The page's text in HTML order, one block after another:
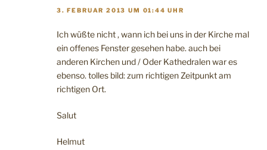
3. FEBRUAR 2013 UM 01:44 UHR
Ich wüßte nicht , wann ich bei uns in der Kirche mal
ein offenes Fenster gesehen habe. auch bei
anderen Kirchen und / Oder Kathedralen war es
ebenso. tolles bild: zum richtigen Zeitpunkt am
richtigen Ort.
Salut
Helmut